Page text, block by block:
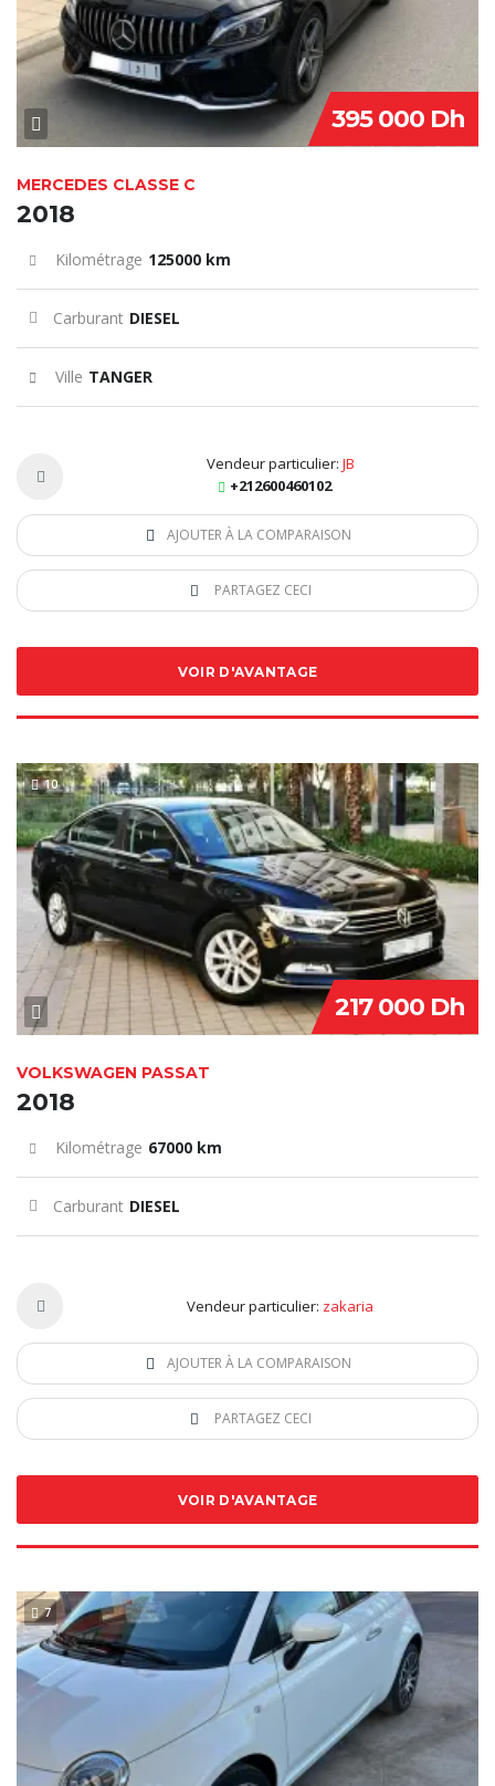
395 000 Dh
MERCEDES CLASSE C
2018
Kilométrage 125000 km
Carburant DIESEL
Ville TANGER
Vendeur particulier: JB
+212600460102
AJOUTER À LA COMPARAISON
PARTAGEZ CECI
VOIR D'AVANTAGE
10 SPECIAL
217 000 Dh
VOLKSWAGEN PASSAT
2018
Kilométrage 67000 km
Carburant DIESEL
Vendeur particulier: zakaria
AJOUTER À LA COMPARAISON
PARTAGEZ CECI
VOIR D'AVANTAGE
7 VENDU